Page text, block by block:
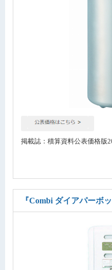
掲載誌：積算資料公表価格版
『Combi ダイアパーボ